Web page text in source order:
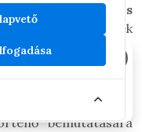
országiformációs
2017. I-II. félévek
országinformációs
került sor. Az
tanulmánykötet
a társszervek,
bemutatására